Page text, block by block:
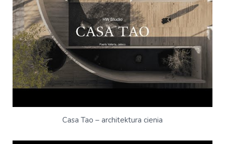
Casa Tao – architektura cienia